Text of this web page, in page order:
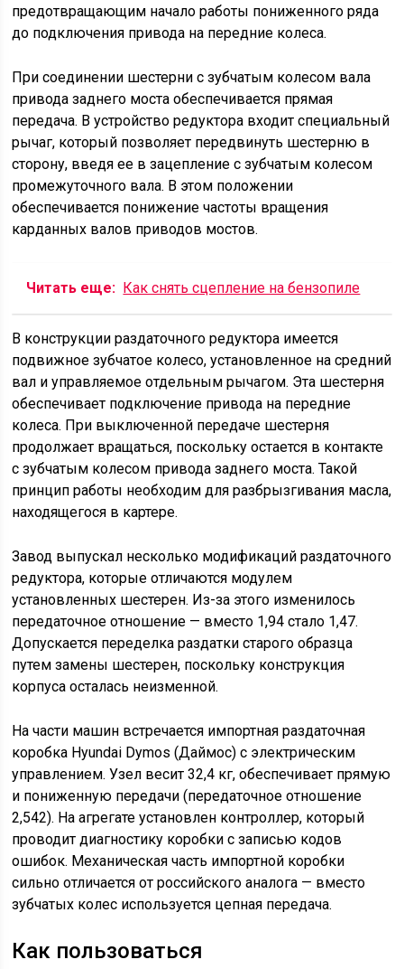
предотвращающим начало работы пониженного ряда
до подключения привода на передние колеса.
При соединении шестерни с зубчатым колесом вала
привода заднего моста обеспечивается прямая
передача. В устройство редуктора входит специальный
рычаг, который позволяет передвинуть шестерню в
сторону, введя ее в зацепление с зубчатым колесом
промежуточного вала. В этом положении
обеспечивается понижение частоты вращения
карданных валов приводов мостов.
Читать еще: Как снять сцепление на бензопиле
В конструкции раздаточного редуктора имеется
подвижное зубчатое колесо, установленное на средний
вал и управляемое отдельным рычагом. Эта шестерня
обеспечивает подключение привода на передние
колеса. При выключенной передаче шестерня
продолжает вращаться, поскольку остается в контакте
с зубчатым колесом привода заднего моста. Такой
принцип работы необходим для разбрызгивания масла,
находящегося в картере.
Завод выпускал несколько модификаций раздаточного
редуктора, которые отличаются модулем
установленных шестерен. Из-за этого изменилось
передаточное отношение — вместо 1,94 стало 1,47.
Допускается переделка раздатки старого образца
путем замены шестерен, поскольку конструкция
корпуса осталась неизменной.
На части машин встречается импортная раздаточная
коробка Hyundai Dymos (Даймос) с электрическим
управлением. Узел весит 32,4 кг, обеспечивает прямую
и пониженную передачи (передаточное отношение
2,542). На агрегате установлен контроллер, который
проводит диагностику коробки с записью кодов
ошибок. Механическая часть импортной коробки
сильно отличается от российского аналога — вместо
зубчатых колес используется цепная передача.
Как пользоваться